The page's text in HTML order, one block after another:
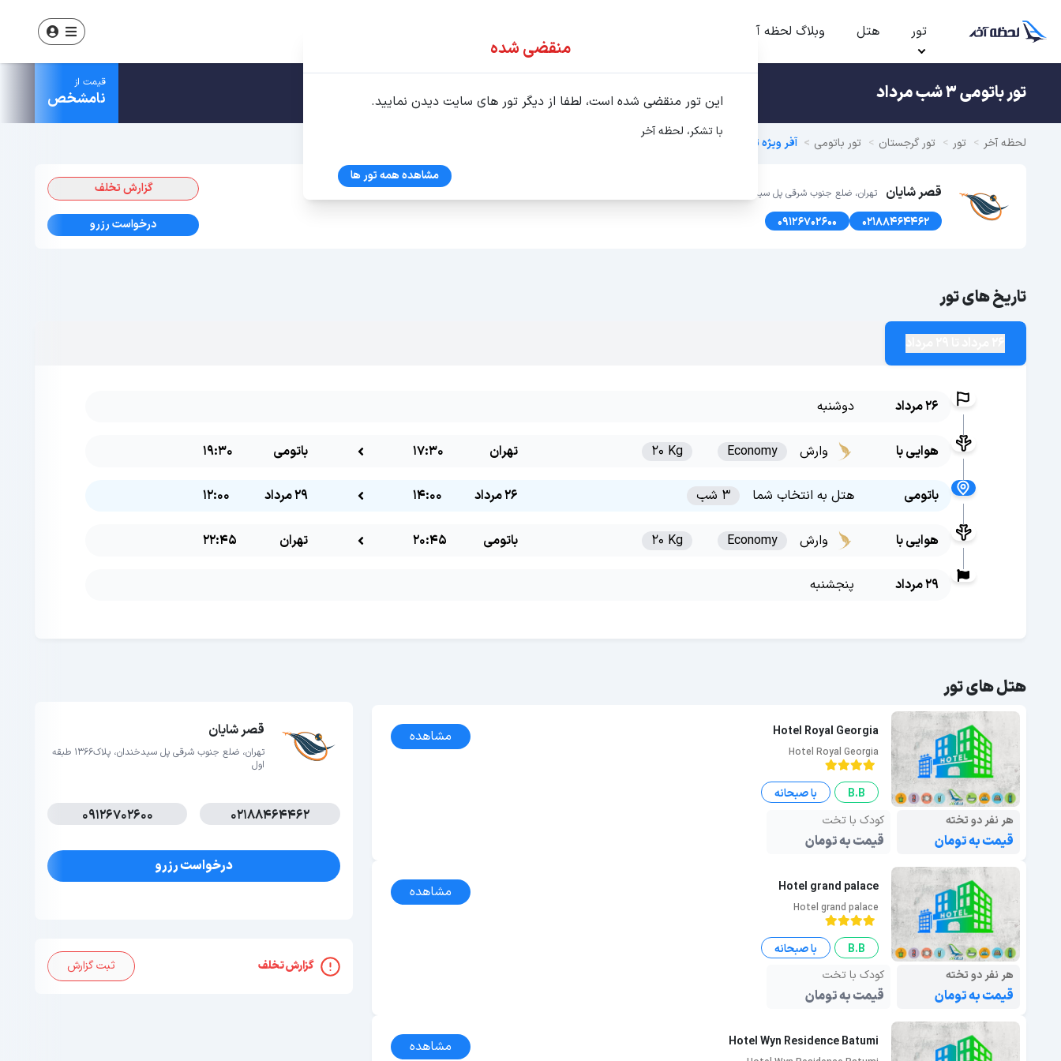
تور هتل وبلاگ لحظه آخر
تور باتومی 3 شب مرداد قیمت از
نامشخص
لحظه آخر تور تور گرجستان تور باتومی آفر ویژه تور باتومی تابستان 1405
قصر شایان تهران، ضلع جنوب شرقی پل سیدخندان، پلاک1366 طبقه اول
02188464462
09126702600
گزارش تخلف
درخواست رزرو
تاریخ های تور
26 مرداد دوشنبه
هوایی با وارش Economy
20 Kg تهران 17:30 باتومی 19:30
باتومی هتل به انتخاب شما 3 شب 26 مرداد 14:00 29 مرداد 12:00
هوایی با وارش Economy
20 Kg باتومی 20:45 تهران 22:45
29 مرداد پنجشنبه
هتل های تور
Hotel Royal Georgia
Hotel Royal Georgia
مشاهده
B.B
با صبحانه
هر نفر دو تخته
قیمت به تومان
کودک با تخت
قیمت به تومان
Hotel grand palace
Hotel grand palace
مشاهده
B.B
با صبحانه
هر نفر دو تخته
قیمت به تومان
کودک با تخت
قیمت به تومان
Hotel Wyn Residence Batumi مشاهده
قصر شایان
تهران، ضلع جنوب شرقی پل سیدخندان، پلاک1366 طبقه
اول
02188464462
09126702600
درخواست رزرو
گزارش تخلف ثبت گزارش
منقضی شده
این تور منقضی شده است، لطفا از دیگر تور های سایت دیدن نمایید.
با تشکر، لحظه آخر
مشاهده همه تور ها